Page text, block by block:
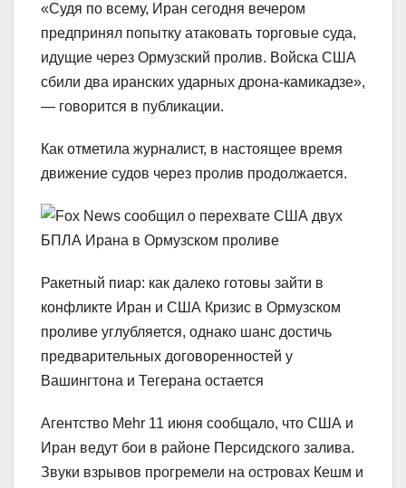
«Судя по всему, Иран сегодня вечером
предпринял попытку атаковать торговые суда,
идущие через Ормузский пролив. Войска США
сбили два иранских ударных дрона-камикадзе»,
— говорится в публикации.
Как отметила журналист, в настоящее время
движение судов через пролив продолжается.
Ракетный пиар: как далеко готовы зайти в
конфликте Иран и США Кризис в Ормузском
проливе углубляется, однако шанс достичь
предварительных договоренностей у
Вашингтона и Тегерана остается
Агентство Mehr 11 июня сообщало, что США и
Иран ведут бои в районе Персидского залива.
Звуки взрывов прогремели на островах Кешм и